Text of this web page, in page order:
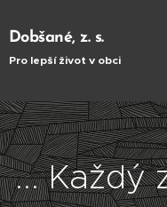
Dobšané, z. s.
Pro lepší život v obci
... Každý